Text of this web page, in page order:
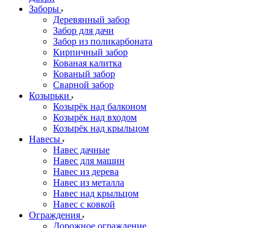
Заборы
Деревянный забор
Забор для дачи
Забор из поликарбоната
Кирпичный забор
Кованая калитка
Кованый забор
Сварной забор
Козырьки
Козырёк над балконом
Козырёк над входом
Козырёк над крыльцом
Навесы
Навес дачные
Навес для машин
Навес из дерева
Навес из металла
Навес над крыльцом
Навес с ковкой
Ограждения
Дорожное ограждение